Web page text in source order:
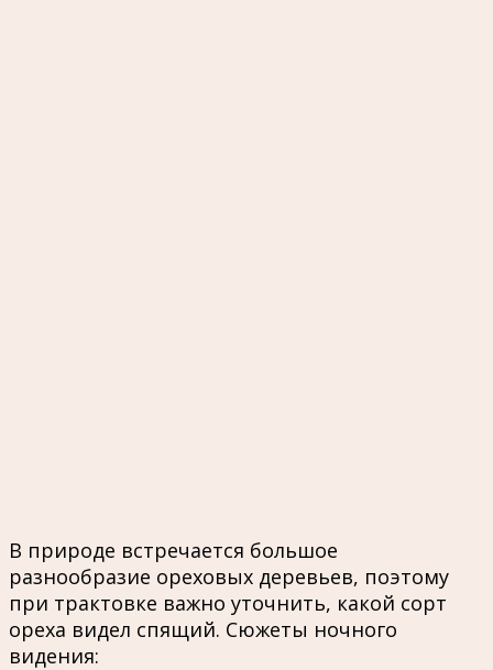
В природе встречается большое
разнообразие ореховых деревьев, поэтому
при трактовке важно уточнить, какой сорт
ореха видел спящий. Сюжеты ночного
видения: